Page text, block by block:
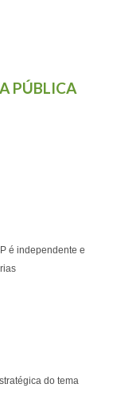
PÚBLICA
é independente e
do tema